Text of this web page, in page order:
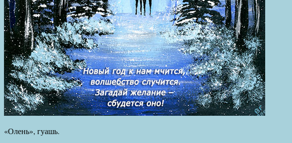
«Олень», гуашь.